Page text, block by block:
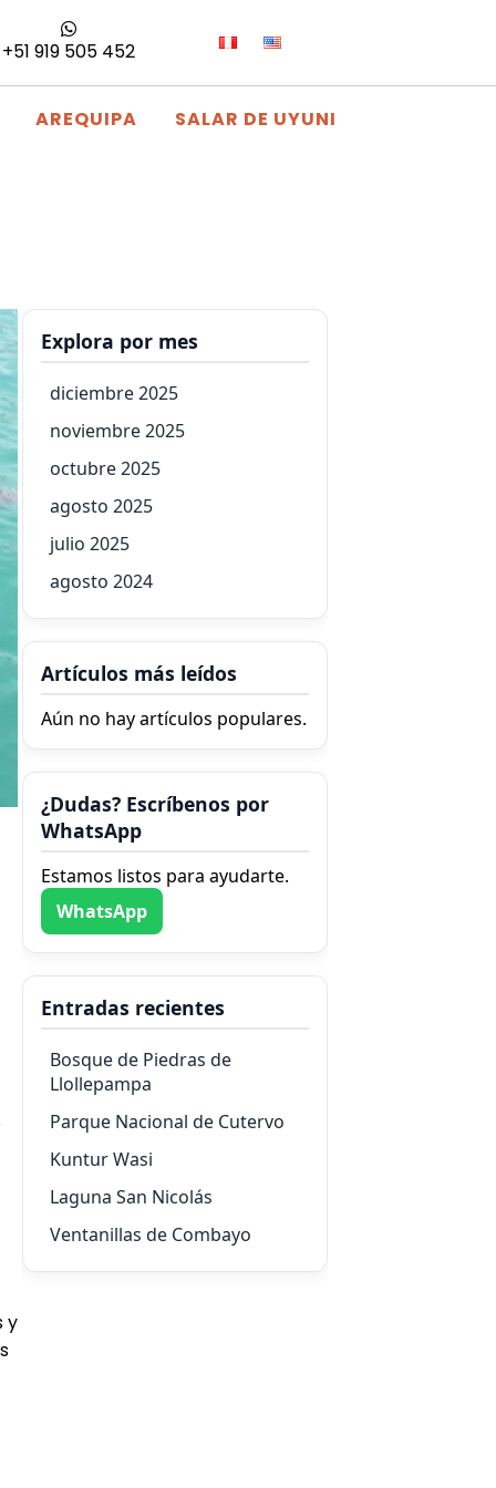
+51 919 505 452
AREQUIPA SALAR DE UYUNI
y
Explora por mes
diciembre 2025
noviembre 2025
octubre 2025
agosto 2025
julio 2025
agosto 2024
Artículos más leídos
Aún no hay artículos populares.
¿Dudas? Escríbenos por
WhatsApp
Estamos listos para ayudarte.
WhatsApp
Entradas recientes
Bosque de Piedras de
Llollepampa
Parque Nacional de Cutervo
Kuntur Wasi
Laguna San Nicolás
Ventanillas de Combayo